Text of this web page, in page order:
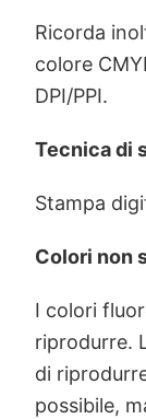
Ricorda
colore
DPI/PPI.
Tecnica di
Stampa
Colori non
I colori
riprodurre.
di
possibile,